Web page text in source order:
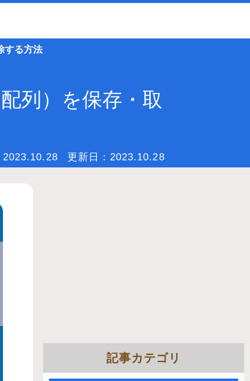
する方法
列）を保存・取
2023.10.28 更新日： 2023.10.28
記事カテゴリ